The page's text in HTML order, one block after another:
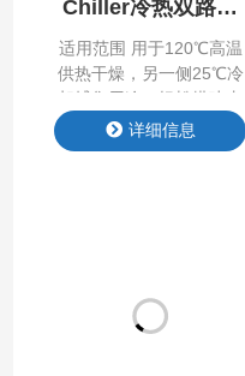
Chiller冷热双路控
温机组
适用范围 ⽤于120℃⾼温
供热⼲燥，另⼀侧25℃冷
却捕集⽤途，轻松搭建由
（夹套罐体+冷凝器+负压
系统）构建废液回收系统
业应用 APPLICATION
详细信息